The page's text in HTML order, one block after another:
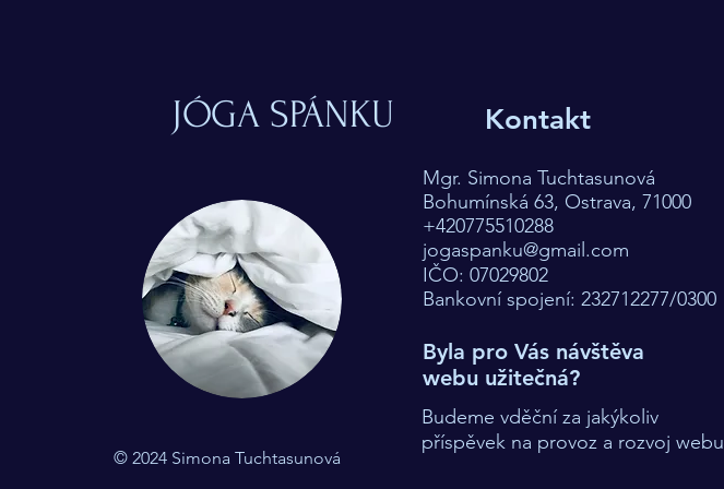
JÓGA SPÁNKU
© 2024 Simona Tuchtasunová
Kontakt
Mgr. Simona Tuchtasunová
Bohumínská 63, Ostrava, 71000
+420775510288
jogaspanku@gmail.com
IČO: 07029802
Bankovní spojení: 232712277/0300
Byla pro Vás návštěva
webu užitečná?
Budeme vděční za jakýkoliv
příspěvek na provoz a rozvoj webu